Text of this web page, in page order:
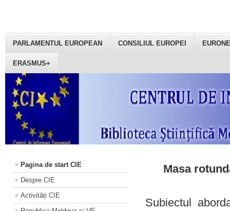
PARLAMENTUL EUROPEAN CONSILIUL EUROPEI
ERASMUS+
Pagina de start CIE
Despre CIE
Activități CIE
Masa
Subiectul